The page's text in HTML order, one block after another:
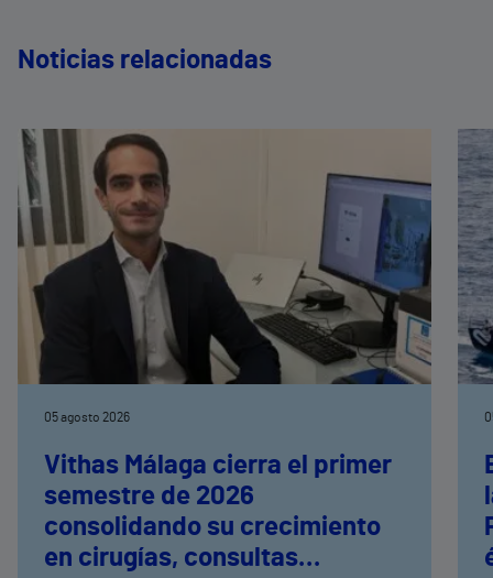
Noticias relacionadas
05 agosto 2026
Vithas Málaga cierra el primer
semestre de 2026
consolidando su crecimiento
en cirugías, consultas